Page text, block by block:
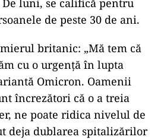
luni, se califică pentru
de peste 30 de ani.
britanic: „Mă tem că
cu o urgență în lupta
Omicron. Oamenii
încrezători că o a treia
ne poate ridica nivelul de
deja dublarea spitalizărilor